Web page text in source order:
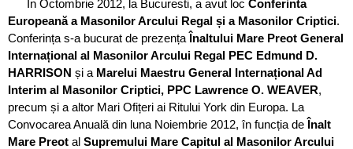
În Octombrie 2012, la Bucuresti, a avut loc Conferinta
Europeană a Masonilor Arcului Regal și a Masonilor Criptici.
Conferința s-a bucurat de prezența Înaltului Mare Preot General
Internațional al Masonilor Arcului Regal PEC Edmund D.
HARRISON și a Marelui Maestru General Internațional Ad
Interim al Masonilor Criptici, PPC Lawrence O. WEAVER,
precum și a altor Mari Ofițeri ai Ritului York din Europa. La
Convocarea Anuală din luna Noiembrie 2012, în funcția de Înalt
Mare Preot al Supremului Mare Capitul al Masonilor Arcului